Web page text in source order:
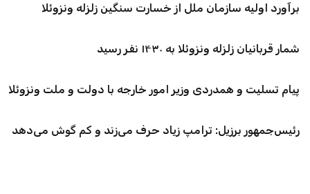
برآورد اولیه سازمان ملل از خسارت سنگین زلزله ونزوئلا
شمار قربانیان زلزله ونزوئلا به ۱۴۳۰ نفر رسید
پیام تسلیت و همدردی وزیر امور خارجه با دولت و ملت ونزوئلا
رئیس‌جمهور برزیل: ترامپ زیاد حرف می‌زند و کم گوش می‌دهد